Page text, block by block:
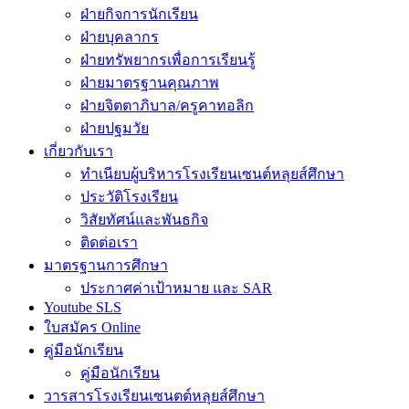
ฝ่ายกิจการนักเรียน
ฝ่ายบุคลากร
ฝ่ายทรัพยากรเพื่อการเรียนรู้
ฝ่ายมาตรฐานคุณภาพ
ฝ่ายจิตตาภิบาล/ครูคาทอลิก
ฝ่ายปฐมวัย
เกี่ยวกับเรา
ทำเนียบผู้บริหารโรงเรียนเซนต์หลุยส์ศึกษา
ประวัติโรงเรียน
วิสัยทัศน์และพันธกิจ
ติดต่อเรา
มาตรฐานการศึกษา
ประกาศค่าเป้าหมาย และ SAR
Youtube SLS
ใบสมัคร Online
คู่มือนักเรียน
คู่มือนักเรียน
วารสารโรงเรียนเซนตต์หลุยส์ศึกษา